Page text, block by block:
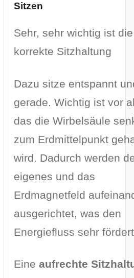
Sitzen
Sehr, sehr wichtig ist die
korrekte Sitzhaltung
Dazu sitze entspannt
gerade. Wichtig ist vor
das die Wirbelsäule
zum Erdmittelpunkt
wird. Dadurch werden
eigenes und das
Erdmagnetfeld
ausgerichtet, was den
Energiefluss sehr
Eineaufrechte